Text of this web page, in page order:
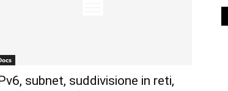
subnet, suddivisione in reti,